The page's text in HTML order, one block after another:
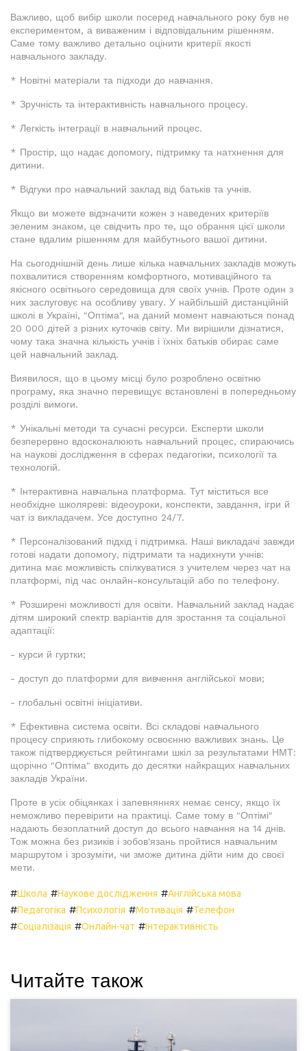
Важливо, щоб вибір школи посеред навчального року був не
експериментом, а виваженим і відповідальним рішенням.
Саме тому важливо детально оцінити критерії якості
навчального закладу.
* Новітні матеріали та підходи до навчання.
* Зручність та інтерактивність навчального процесу.
* Легкість інтеграції в навчальний процес.
* Простір, що надає допомогу, підтримку та натхнення для
дитини.
* Відгуки про навчальний заклад від батьків та учнів.
Якщо ви можете відзначити кожен з наведених критеріїв
зеленим знаком, це свідчить про те, що обрання цієї школи
стане вдалим рішенням для майбутнього вашої дитини.
На сьогоднішній день лише кілька навчальних закладів можуть
похвалитися створенням комфортного, мотиваційного та
якісного освітнього середовища для своїх учнів. Проте один з
них заслуговує на особливу увагу. У найбільшій дистанційній
школі в Україні, "Оптіма", на даний момент навчаються понад
20 000 дітей з різних куточків світу. Ми вирішили дізнатися,
чому така значна кількість учнів і їхніх батьків обирає саме
цей навчальний заклад.
Виявилося, що в цьому місці було розроблено освітню
програму, яка значно перевищує встановлені в попередньому
розділі вимоги.
* Унікальні методи та сучасні ресурси. Експерти школи
безперервно вдосконалюють навчальний процес, спираючись
на наукові дослідження в сферах педагогіки, психології та
технологій.
* Інтерактивна навчальна платформа. Тут міститься все
необхідне школяреві: відеоуроки, конспекти, завдання, ігри й
чат із викладачем. Усе доступно 24/7.
* Персоналізований підхід і підтримка. Наші викладачі завжди
готові надати допомогу, підтримати та надихнути учнів:
дитина має можливість спілкуватися з учителем через чат на
платформі, під час онлайн-консультацій або по телефону.
* Розширені можливості для освіти. Навчальний заклад надає
дітям широкий спектр варіантів для зростання та соціальної
адаптації:
- курси й гуртки;
- доступ до платформи для вивчення англійської мови;
- глобальні освітні ініціативи.
* Ефективна система освіти. Всі складові навчального
процесу сприяють глибокому освоєнню важливих знань. Це
також підтверджується рейтингами шкіл за результатами НМТ:
щорічно "Оптіма" входить до десятки найкращих навчальних
закладів України.
Проте в усіх обіцянках і запевняннях немає сенсу, якщо їх
неможливо перевірити на практиці. Саме тому в "Оптімі"
надають безоплатний доступ до всього навчання на 14 днів.
Тож можна без ризиків і зобов'язань пройтися навчальним
маршрутом і зрозуміти, чи зможе дитина дійти ним до своєї
мети.
#Школа #Наукове дослідження #Англійська мова
#Педагогіка #Психологія #Мотивація #Телефон
#Соціалізація #Онлайн-чат #Інтерактивність
Читайте також